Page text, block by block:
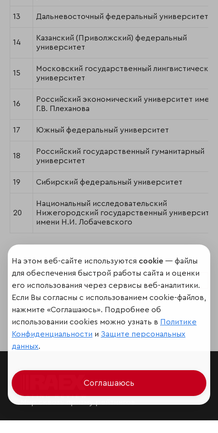
13 Дальневосточный федеральный университет
14
Казанский (Приволжский) федеральный
университет
15
Московский государственный лингвистический
университет
16
Российский экономический университет имени
Г.В. Плеханова
17 Южный федеральный университет
18
Российский государственный гуманитарный
университет
19 Сибирский федеральный университет
20
Национальный исследовательский
Нижегородский государственный университет
имени Н.И. Лобачевского
На этом веб-сайте используются cookie — файлы
для обеспечения быстрой работы сайта и оценки
его использования через сервисы веб-аналитики.
Если Вы согласны с использованием cookie-файлов,
нажмите «Соглашаюсь». Подробнее об
использовании cookies можно узнать в Политике
Конфиденциальности и Защите персональных
данных.
Соглашаюсь